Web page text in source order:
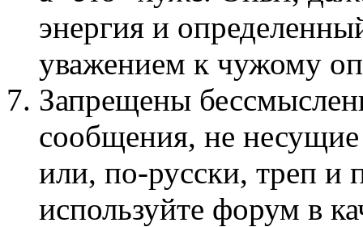
энергия и
уважением к чужому
Запрещены
сообщения, не
или, по-русски, треп
используйте форум в